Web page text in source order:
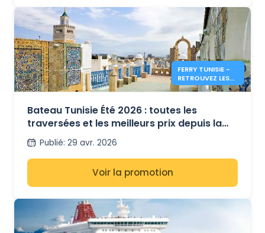
FERRY TUNISIE -
RETROUVEZ LES
INFOS & PRIX
Bateau Tunisie Été 2026 : toutes les
traversées et les meilleurs prix depuis la
France et l’Italie
Publié: 29 avr. 2026
Voir la promotion